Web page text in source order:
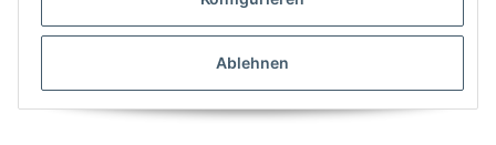
Muster anfordern
Ablehnen